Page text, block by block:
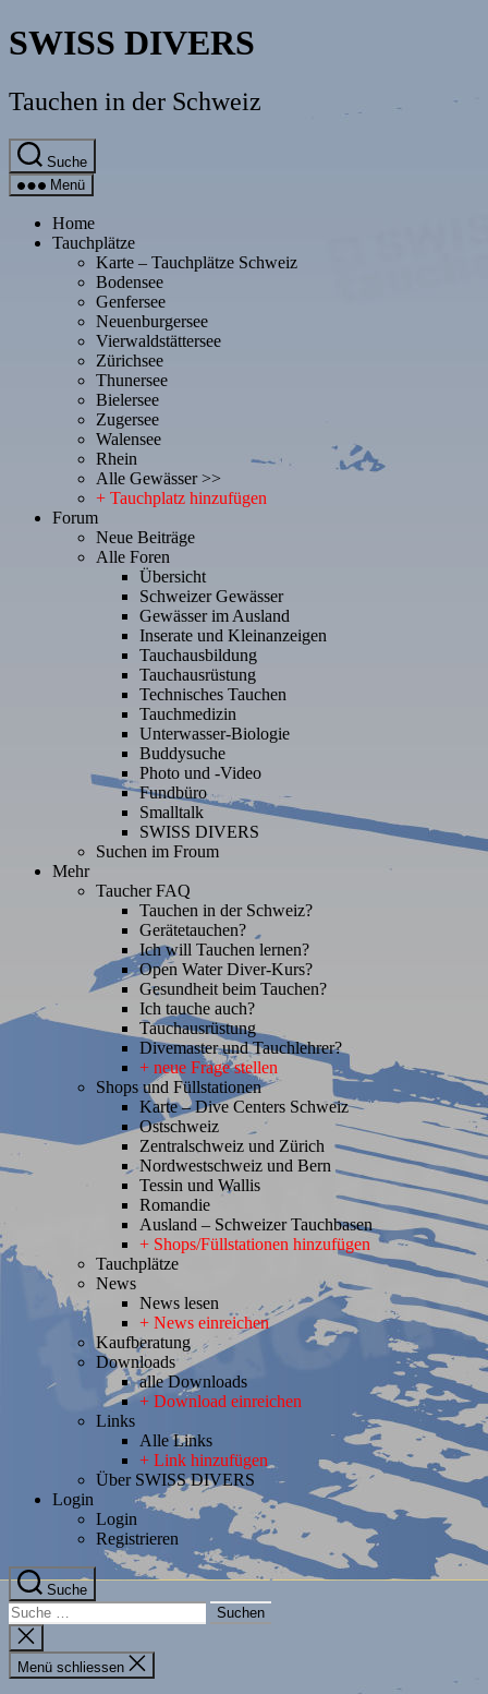
Direkt
zum
wechseln
SWISS DIVERS
Tauchen in der Schweiz
Suche
Menü
Home
Tauchplätze
Karte – Tauchplätze Schweiz
Bodensee
Genfersee
Neuenburgersee
Vierwaldstättersee
Zürichsee
Thunersee
Bielersee
Zugersee
Walensee
Rhein
Alle Gewässer >>
+ Tauchplatz hinzufügen
Forum
Neue Beiträge
Alle Foren
Übersicht
Schweizer Gewässer
Gewässer im Ausland
Inserate und Kleinanzeigen
Tauchausbildung
Tauchausrüstung
Technisches Tauchen
Tauchmedizin
Unterwasser-Biologie
Buddysuche
Photo und -Video
Fundbüro
Smalltalk
SWISS DIVERS
Suchen im Froum
Mehr
Taucher FAQ
Tauchen in der Schweiz?
Gerätetauchen?
Ich will Tauchen lernen?
Open Water Diver-Kurs?
Gesundheit beim Tauchen?
Ich tauche auch?
Tauchausrüstung
Divemaster und Tauchlehrer?
+ neue Frage stellen
Shops und Füllstationen
Karte – Dive Centers Schweiz
Ostschweiz
Zentralschweiz und Zürich
Nordwestschweiz und Bern
Tessin und Wallis
Romandie
Ausland – Schweizer Tauchbasen
+ Shops/Füllstationen hinzufügen
Tauchplätze
News
News lesen
+ News einreichen
Kaufberatung
Downloads
alle Downloads
+ Download einreichen
Links
Alle Links
+ Link hinzufügen
Über SWISS DIVERS
Login
Login
Registrieren
Suche
Suche
nach:
Suche
schliessen
Menü schliessen